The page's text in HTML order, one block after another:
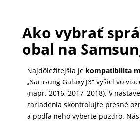
Ako vybrať
obal na
Najdôležitejšia je kompatibilita
„Samsung Galaxy J3“ vyšiel vo
(napr. 2016, 2017, 2018). V
zariadenia skontrolujte presné
a podľa neho vyberte puzdro.